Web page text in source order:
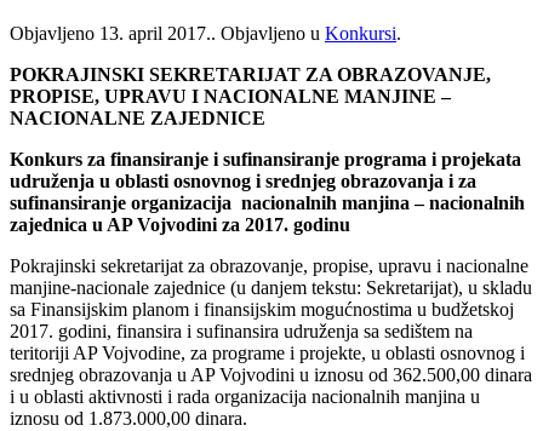
Objavljeno 13. april 2017.. Objavljeno u Konkursi.
POKRAJINSKI SEKRETARIJAT ZA OBRAZOVANJE,
PROPISE, UPRAVU I NACIONALNE MANJINE –
NACIONALNE ZAJEDNICE
Konkurs za finansiranje i sufinansiranje programa i projekata
udruženja u oblasti osnovnog i srednjeg obrazovanja i za
sufinansiranje organizacija nacionalnih manjina – nacionalnih
zajednica u AP Vojvodini za 2017. godinu
Pokrajinski sekretarijat za obrazovanje, propise, upravu i nacionalne
manjine-nacionale zajednice (u danjem tekstu: Sekretarijat), u skladu
sa Finansijskim planom i finansijskim mogućnostima u budžetskoj
2017. godini, finansira i sufinansira udruženja sa sedištem na
teritoriji AP Vojvodine, za programe i projekte, u oblasti osnovnog i
srednjeg obrazovanja u AP Vojvodini u iznosu od 362.500,00 dinara
i u oblasti aktivnosti i rada organizacija nacionalnih manjina u
iznosu od 1.873.000,00 dinara.